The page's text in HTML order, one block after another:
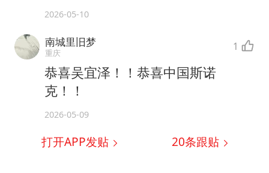
2026-05-10
南城里旧梦
重庆 1
恭喜吴宜泽！！恭喜中国斯诺
克！！
2026-05-09
打开APP发贴 20条跟贴